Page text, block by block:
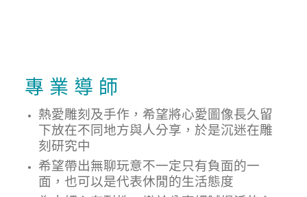
專 業 導 師
熱愛雕刻及手作，希望將心愛圖像長久留
下放在不同地方與人分享，於是沉迷在雕
刻研究中
希望帶出無聊玩意不一定只有負面的一
面，也可以是代表休閒的生活態度